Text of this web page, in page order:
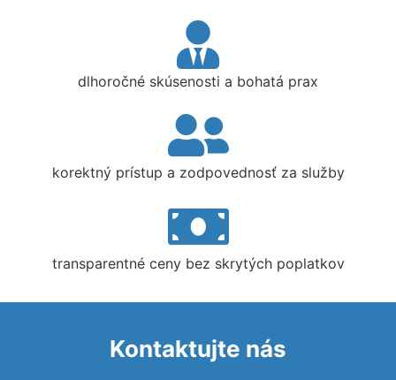
dlhoročné skúsenosti a bohatá prax
korektný prístup a zodpovednosť za služby
transparentné ceny bez skrytých poplatkov
Kontaktujte nás